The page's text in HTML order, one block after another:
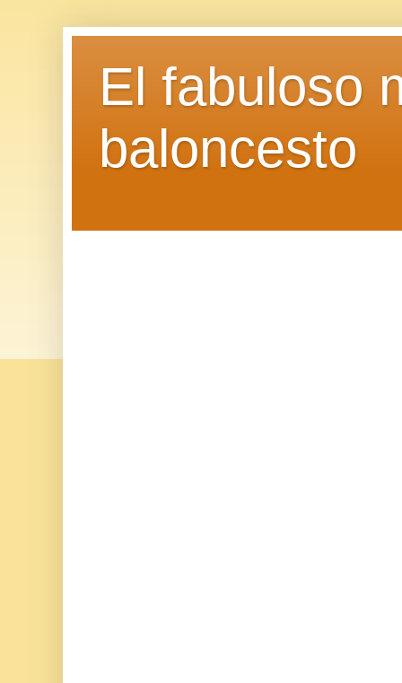
El fabuloso
baloncesto